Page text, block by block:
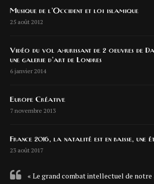
Musique de l’Occident et loi islamique
25 août 2012
Vidéo du vol ahurissant de 2 oeuvres de
une galerie d’art de Londres
6 janvier 2014
Europe Créative
7 novembre 2013
France 2016, la natalité est en baisse, une
23 août 2017
« Le grand combat intellectuel de notre